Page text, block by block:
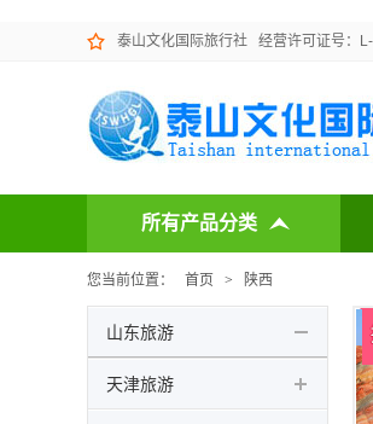
泰山文化国际旅行社 经营许可证号：
所有产品分类
您当前位置： 首页 > 陕西
山东旅游
天津旅游